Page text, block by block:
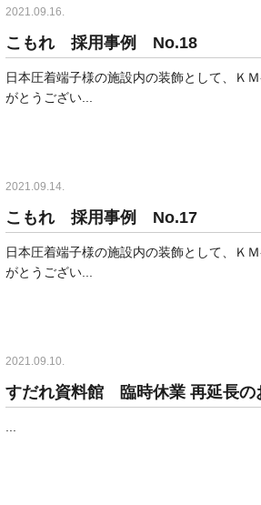
2021.09.16.
こもれ 採用事例 No.18
日本圧着端子様の施設内の装飾として、Ｋ
がとうござい...
2021.09.14.
こもれ 採用事例 No.17
日本圧着端子様の施設内の装飾として、Ｋ
がとうござい...
2021.09.10.
すだれ資料館 臨時休業 再延長の